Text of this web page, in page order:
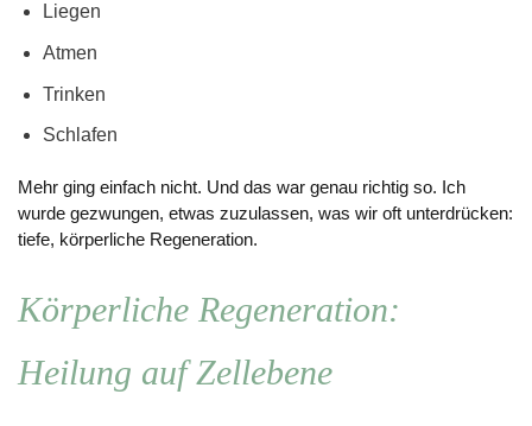
Liegen
Atmen
Trinken
Schlafen
Mehr ging einfach nicht. Und das war genau richtig so. Ich
wurde gezwungen, etwas zuzulassen, was wir oft unterdrücken:
tiefe, körperliche Regeneration.
Körperliche Regeneration:
Heilung auf Zellebene